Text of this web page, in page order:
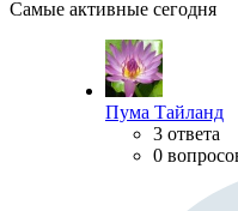
Самые активные сегодня
Пума Тайланд
3 ответа
0